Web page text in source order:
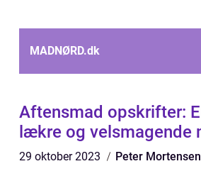
MADNØRD.dk
Aftensmad opskrifter:
lækre og velsmagende
29 oktober 2023 Peter Mortensen